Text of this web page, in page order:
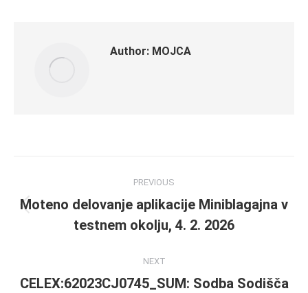
Author: MOJCA
navigation
PREVIOUS
Previous
post:
Moteno delovanje aplikacije Miniblagajna v
testnem okolju, 4. 2. 2026
NEXT
CELEX:62023CJ0745_SUM: Sodba Sodišča